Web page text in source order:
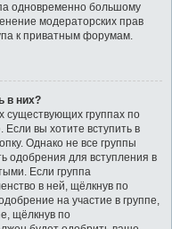
одновременно большому
модераторских прав
к приватным форумам.
в них?
существующих группах по
вы хотите вступить в
Однако не все группы
одобрения для вступления в
Если группа
в ней, щёлкнув по
на участие в группе,
щёлкнув по